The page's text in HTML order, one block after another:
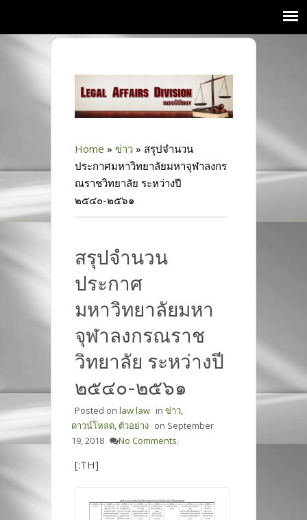
Home » ข่าว » สรุปจำนวน
ประกาศมหาวิทยาลัยมหาจุฬาลงกร
ณราชวิทยาลัย ระหว่างปี
๒๕๔๐-๒๕๖๑
สรุปจำนวน
ประกาศ
มหาวิทยาลัยมหา
จุฬาลงกรณราช
วิทยาลัย ระหว่างปี
๒๕๔๐-๒๕๖๑
Posted on law law in ข่าว,
ดาวน์โหลด, ตัวอย่าง on September
19, 2018
No Comments.
[:TH]